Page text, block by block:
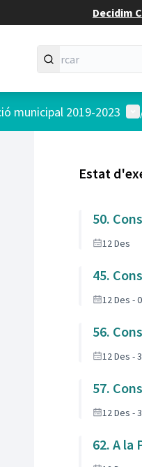
Decidim
municipal 2019-2023
Estat
50.
12 Des
45.
12 Des -
56.
12 Des -
57.
12 Des -
62. A la